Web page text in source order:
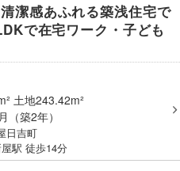
潔感あふれる築浅住宅で
で在宅ワーク・子ども
土地243.42m²
（築2年）
日吉町
駅 徒歩14分